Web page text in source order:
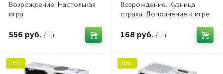
Возрождение. Настольная
игра
556 руб. /шт
Возрождение. Кузница
страха. Дополнение к игре
168 руб. /шт
Доп. Доп.